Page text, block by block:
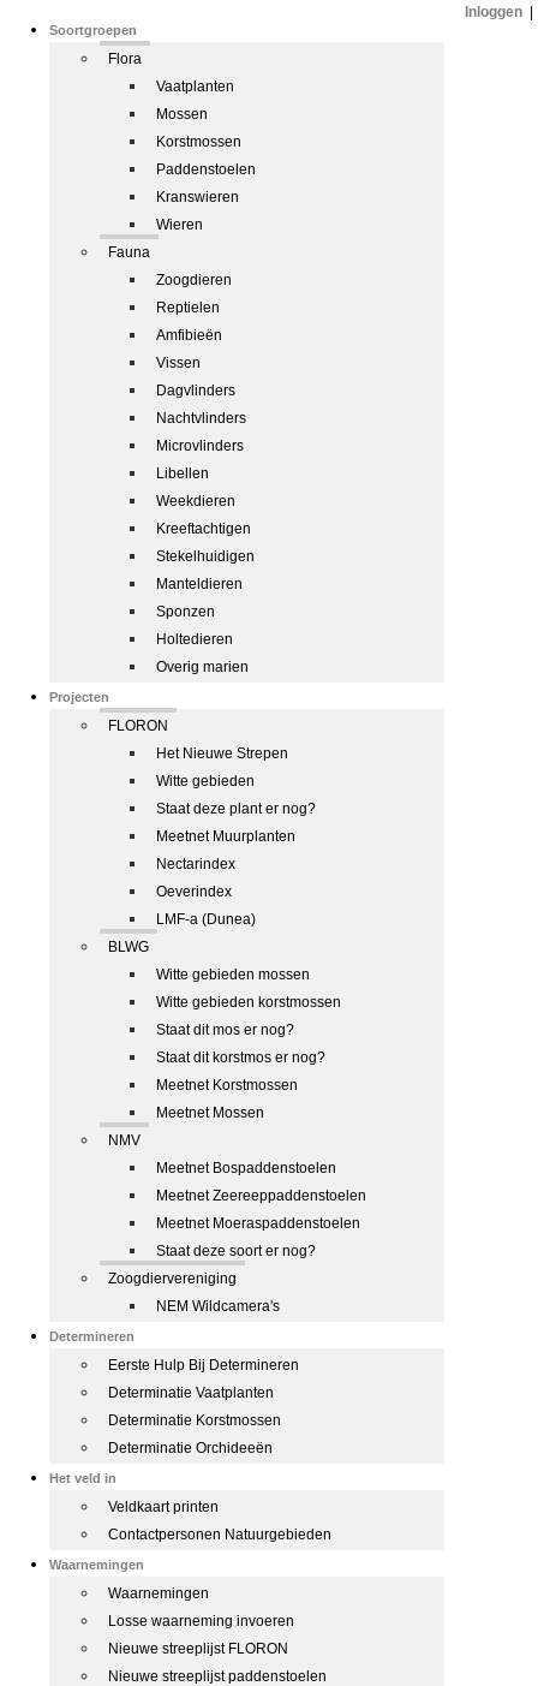
Soortgroepen
Flora
Vaatplanten
Mossen
Korstmossen
Paddenstoelen
Kranswieren
Wieren
Fauna
Zoogdieren
Reptielen
Amfibieën
Vissen
Dagvlinders
Nachtvlinders
Microvlinders
Libellen
Weekdieren
Kreeftachtigen
Stekelhuidigen
Manteldieren
Sponzen
Holtedieren
Overig marien
Projecten
FLORON
Het Nieuwe Strepen
Witte gebieden
Staat deze plant er nog?
Meetnet Muurplanten
Nectarindex
Oeverindex
LMF-a (Dunea)
BLWG
Witte gebieden mossen
Witte gebieden korstmossen
Staat dit mos er nog?
Staat dit korstmos er nog?
Meetnet Korstmossen
Meetnet Mossen
NMV
Meetnet Bospaddenstoelen
Meetnet Zeereeppaddenstoelen
Meetnet Moeraspaddenstoelen
Staat deze soort er nog?
Zoogdiervereniging
NEM Wildcamera's
Determineren
Eerste Hulp Bij Determineren
Determinatie Vaatplanten
Determinatie Korstmossen
Determinatie Orchideeën
Het veld in
Veldkaart printen
Contactpersonen Natuurgebieden
Waarnemingen
Waarnemingen
Losse waarneming invoeren
Nieuwe streeplijst FLORON
Nieuwe streeplijst paddenstoelen
Inloggen